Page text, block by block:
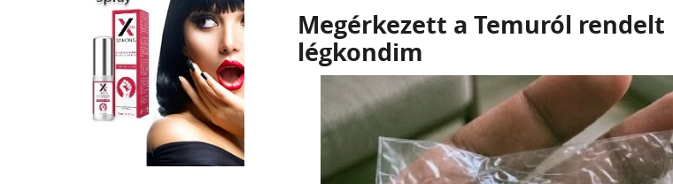
Megérkezett a Temuról rendelt
légkondim